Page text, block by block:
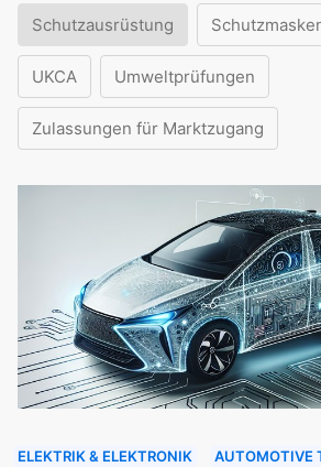
Schutzausrüstung
UKCA Umweltprüfungen
Zulassungen für Marktzugang
ELEKTRIK & ELEKTRONIK AUTOMOTIVE